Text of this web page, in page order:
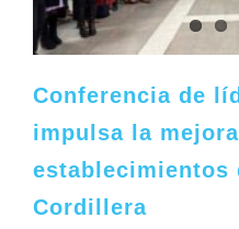
Conferencia de
impulsa la
establecimientos
Cordillera